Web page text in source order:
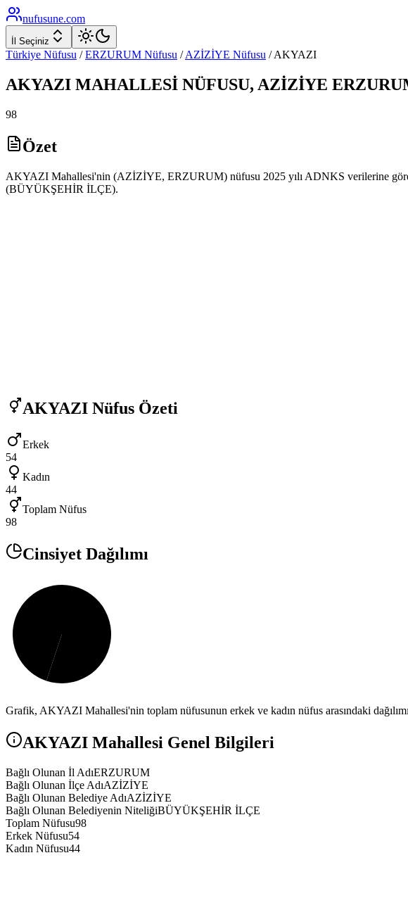
nufusune.com
İl Seçiniz
Türkiye Nüfusu / ERZURUM Nüfusu / AZİZİYE Nüfusu /AKYAZI
AKYAZI MAHALLESİ NÜFUSU, AZİZİYE
98
Özet
AKYAZI Mahallesi'nin (AZİZİYE, ERZURUM) nüfusu 2025 yılı ADNKS verilerine
(BÜYÜKŞEHİR İLÇE).
AKYAZI Nüfus Özeti
Erkek
54
Kadın
44
Toplam Nüfus
98
Cinsiyet Dağılımı
Grafik, AKYAZI Mahallesi'nin toplam nüfusunun erkek ve kadın nüfus arasındaki
AKYAZI Mahallesi Genel Bilgileri
Bağlı Olunan İl AdıERZURUM
Bağlı Olunan İlçe AdıAZİZİYE
Bağlı Olunan Belediye AdıAZİZİYE
Bağlı Olunan Belediyenin NiteliğiBÜYÜKŞEHİR İLÇE
Toplam Nüfusu98
Erkek Nüfusu54
Kadın Nüfusu44